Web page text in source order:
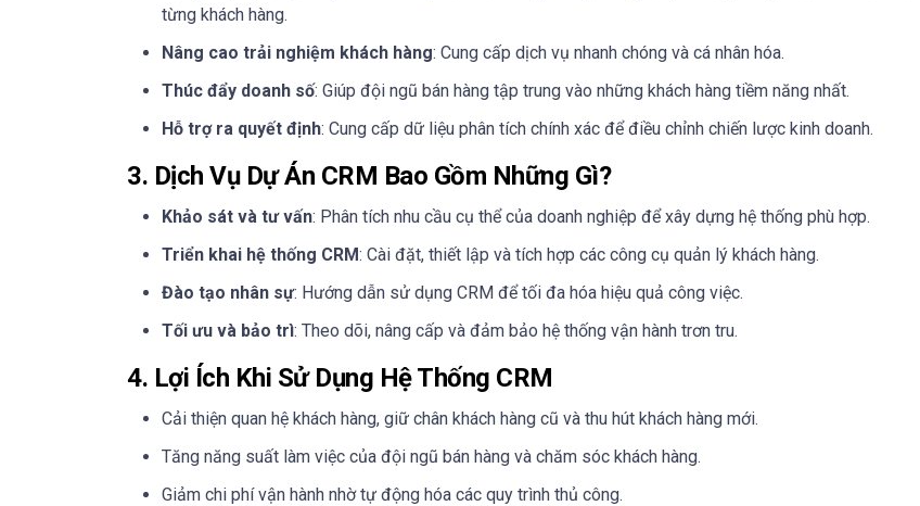
từng khách hàng.
Nâng cao trải nghiệm khách hàng: Cung cấp dịch vụ nhanh chóng và cá nhân hóa.
Thúc đẩy doanh số: Giúp đội ngũ bán hàng tập trung vào những khách hàng tiềm năng nhất.
Hỗ trợ ra quyết định: Cung cấp dữ liệu phân tích chính xác để điều chỉnh chiến lược kinh doanh.
3. Dịch Vụ Dự Án CRM Bao Gồm Những Gì?
Khảo sát và tư vấn: Phân tích nhu cầu cụ thể của doanh nghiệp để xây dựng hệ thống phù hợp.
Triển khai hệ thống CRM: Cài đặt, thiết lập và tích hợp các công cụ quản lý khách hàng.
Đào tạo nhân sự: Hướng dẫn sử dụng CRM để tối đa hóa hiệu quả công việc.
Tối ưu và bảo trì: Theo dõi, nâng cấp và đảm bảo hệ thống vận hành trơn tru.
4. Lợi Ích Khi Sử Dụng Hệ Thống CRM
Cải thiện quan hệ khách hàng, giữ chân khách hàng cũ và thu hút khách hàng mới.
Tăng năng suất làm việc của đội ngũ bán hàng và chăm sóc khách hàng.
Giảm chi phí vận hành nhờ tự động hóa các quy trình thủ công.